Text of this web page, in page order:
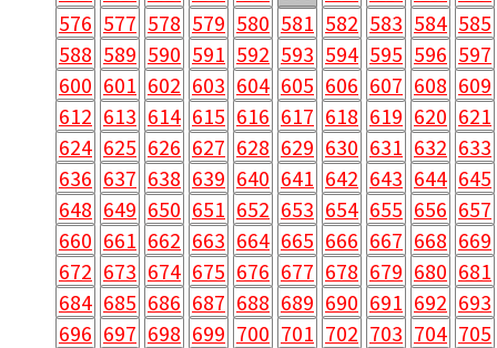
576 577 578 579 580 581 582 583 584 585
588 589 590 591 592 593 594 595 596 597
600 601 602 603 604 605 606 607 608 609
612 613 614 615 616 617 618 619 620 621
624 625 626 627 628 629 630 631 632 633
636 637 638 639 640 641 642 643 644 645
648 649 650 651 652 653 654 655 656 657
660 661 662 663 664 665 666 667 668 669
672 673 674 675 676 677 678 679 680 681
684 685 686 687 688 689 690 691 692 693
696 697 698 699 700 701 702 703 704 705